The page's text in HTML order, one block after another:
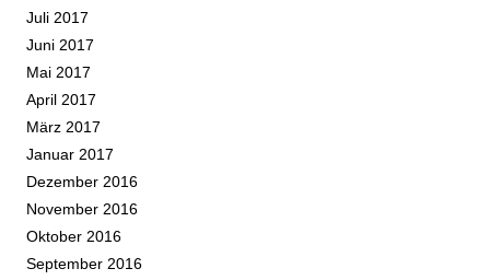
Juli 2017
Juni 2017
Mai 2017
April 2017
März 2017
Januar 2017
Dezember 2016
November 2016
Oktober 2016
September 2016